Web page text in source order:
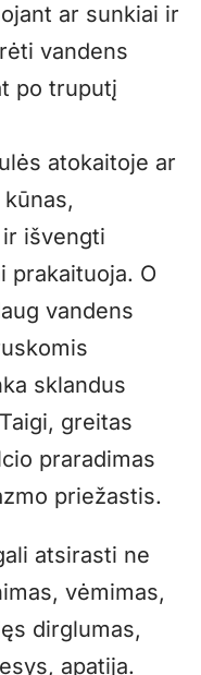
ar sunkiai ir
vandens
po truputį
atokaitoje ar
išvengti
prakaituoja. O
vandens
sklandus
greitas
praradimas
priežastis.
atsirasti ne
vėmimas,
dirglumas,
apatija.